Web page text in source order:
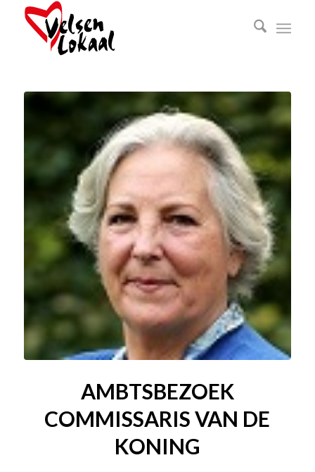
AMBTSBEZOEK
COMMISSARIS VAN DE
KONING